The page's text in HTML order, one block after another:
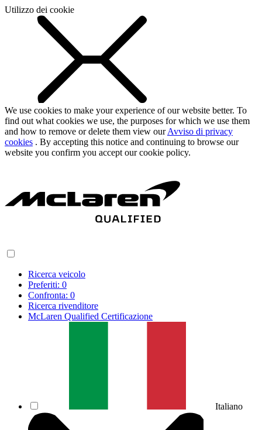
Utilizzo dei cookie
We use cookies to make your experience of our website better. To
find out what cookies we use, the purposes for which we use them
and how to remove or delete them view ourAvviso di privacy
cookies . By accepting this notice and continuing to browse our
website you confirm you accept our cookie policy.
Ricerca veicolo
Preferiti: 0
Confronta: 0
Ricerca rivenditore
McLaren Qualified Certificazione
Italiano